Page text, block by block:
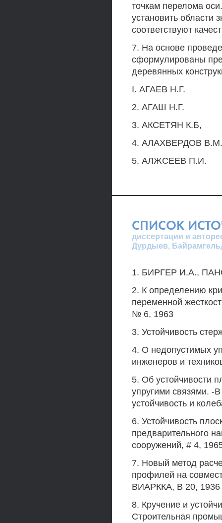
точкам перелома
установить области
соответствуют
7. На основе
сформулированы
деревянных
I. АГАЕВ Н.Г.
2. АГАШ Н.Г.
3. АКСЕТЯН К.Б,
4. АЛАХВЕРДОВ
5. АЛЖСЕЕВ П.И.
СПИСОК
диссертации и
Дурдыев,
1. БИРГЕР И.А.,
2. К определению
переменной
№ 6, 1963
3. Устойчивость
4. О недопустимых
инженеров и
5. Об устойчивости
упругими связями. -
устойчивость и
6. Устойчивость
предварительного
сооружений, # 4,
7. Новый метод
профилей на
ВИАРККА, В 20, 1936
8. Кручение и
Строительная